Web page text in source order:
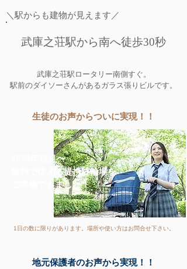
＼駅からも建物が見えます／
武庫之荘駅から南へ徒歩30秒
武庫之荘駅ロータリー南側すぐ。
​駅前のダイソーさんがあるガラス張りビルです。
​生徒のお声からついに実現！！
2023年12月〜
無料で使える提携駐輪場を
ご準備できました！
1日の数に限りがあります。場所や使い方はお問合せ下さい。
地元保護者のお声から実現！！